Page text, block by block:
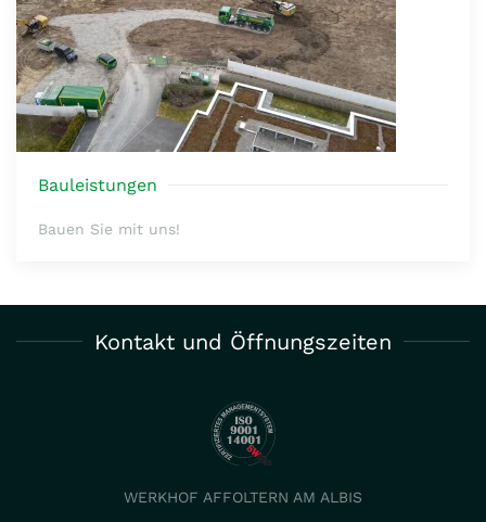
Bauleistungen
Bauen Sie mit uns!
Kontakt und Öffnungszeiten
WERKHOF AFFOLTERN AM ALBIS